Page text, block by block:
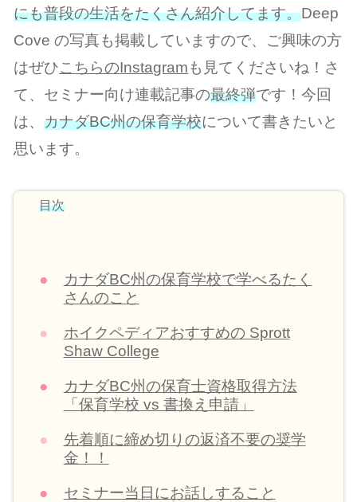
にも普段の生活をたくさん紹介してます。Deep
Cove の写真も掲載していますので、ご興味の方
はぜひこちらのInstagramも見てくださいね！さ
て、セミナー向け連載記事の最終弾です！今回
は、カナダBC州の保育学校について書きたいと
思います。
目次
カナダBC州の保育学校で学べるたく
さんのこと
ホイクペディアおすすめの Sprott
Shaw College
カナダBC州の保育士資格取得方法
「保育学校 vs 書換え申請」
先着順に締め切りの返済不要の奨学
金！！
セミナー当日にお話しすること